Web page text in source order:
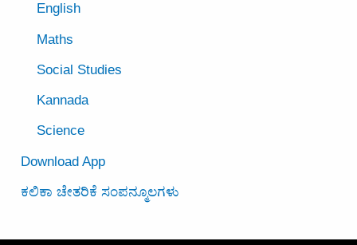
English
Maths
Social Studies
Kannada
Science
Download App
ಕಲಿಕಾ ಚೇತರಿಕೆ ಸಂಪನ್ಮೂಲಗಳು